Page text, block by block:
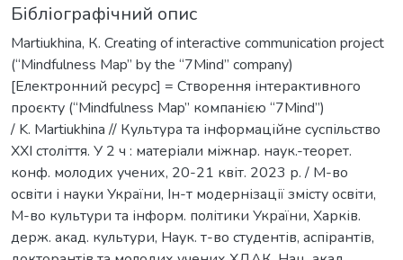
Бібліографічний опис
Martiukhina, К. Creating of interactive communication project
(“Mindfulness Map” by the “7Mind” company)
[Електронний ресурс] = Створення інтерактивного
проєкту (“Mindfulness Map” компанією “7Mind”)
/ K. Martiukhina // Культура та інформаційне суспільство
ХХІ століття. У 2 ч : матеріали міжнар. наук.-теорет.
конф. молодих учених, 20-21 квіт. 2023 р. / М-во
освіти і науки України, Ін-т модернізації змісту освіти,
М-во культури та інформ. політики України, Харків.
держ. акад. культури, Наук. т-во студентів, аспірантів,